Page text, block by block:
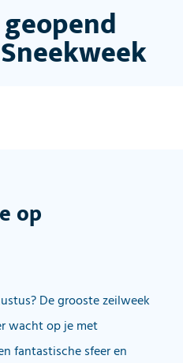
op
De grooste zeilweek
wacht op je met
fantastische sfeer en